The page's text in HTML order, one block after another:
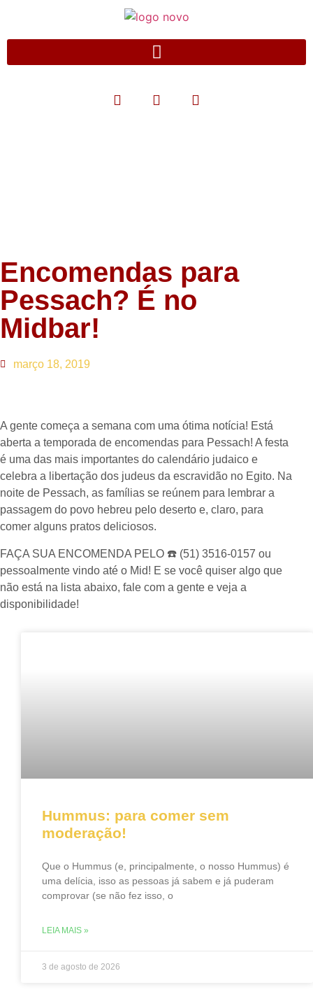
Encomendas para
Pessach? É no
Midbar!
março 18, 2019
A gente começa a semana com uma ótima notícia! Está
aberta a temporada de encomendas para Pessach! A festa
é uma das mais importantes do calendário judaico e
celebra a libertação dos judeus da escravidão no Egito. Na
noite de Pessach, as famílias se reúnem para lembrar a
passagem do povo hebreu pelo deserto e, claro, para
comer alguns pratos deliciosos.
FAÇA SUA ENCOMENDA PELO ☎️ (51) 3516-0157 ou
pessoalmente vindo até o Mid! E se você quiser a lgo que
não está na lista abaixo, fale com a gente e veja a
disponibilidade!
Hummus: para comer sem
moderação!
Que o Hummus (e, principalmente, o nosso Hummus) é
uma delícia, isso as pessoas já sabem e já puderam
comprovar (se não fez isso, o
LEIA MAIS »
3 de agosto de 2026